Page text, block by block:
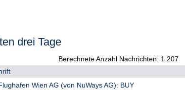
drei Tage
Berechnete Anzahl Nachrichten: 1.207
Wien AG (von NuWays AG): BUY